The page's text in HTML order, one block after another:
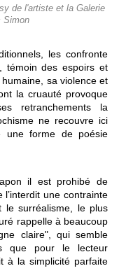
de l'artiste et la Galerie
Simon
les confronte
témoin des espoirs et
sa violence et
la cruauté provoque
retranchements la
ne recouvre ici
une forme de poésie
il est prohibé de
l’interdit une contrainte
le surréalisme, le plus
rappelle à beaucoup
claire", qui semble
que pour le lecteur
à la simplicité parfaite